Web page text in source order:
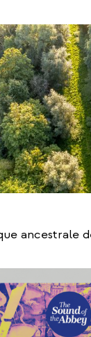
ancestrale